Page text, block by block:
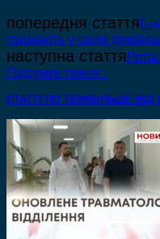
попередня стаття
тримають у своїх
наступна стаття
Підсумки тижня .
СТАТТІ ПО ТЕМІ БІЛЬШЕ ВІД